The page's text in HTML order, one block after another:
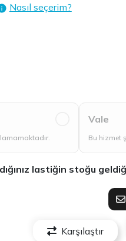
Nasıl seçerim?
Vale
Bu hizmet
lastiğin stoğu
Karşılaştır